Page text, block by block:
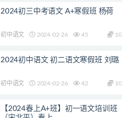
2024初三中考语文 A+寒假班 杨荷
初中语文 2024-02-26 45 10
2024初中语文 初二语文寒假班 刘璐
初中语文 2024-02-26 42 10
【2024春上A+班】初一语文培训班